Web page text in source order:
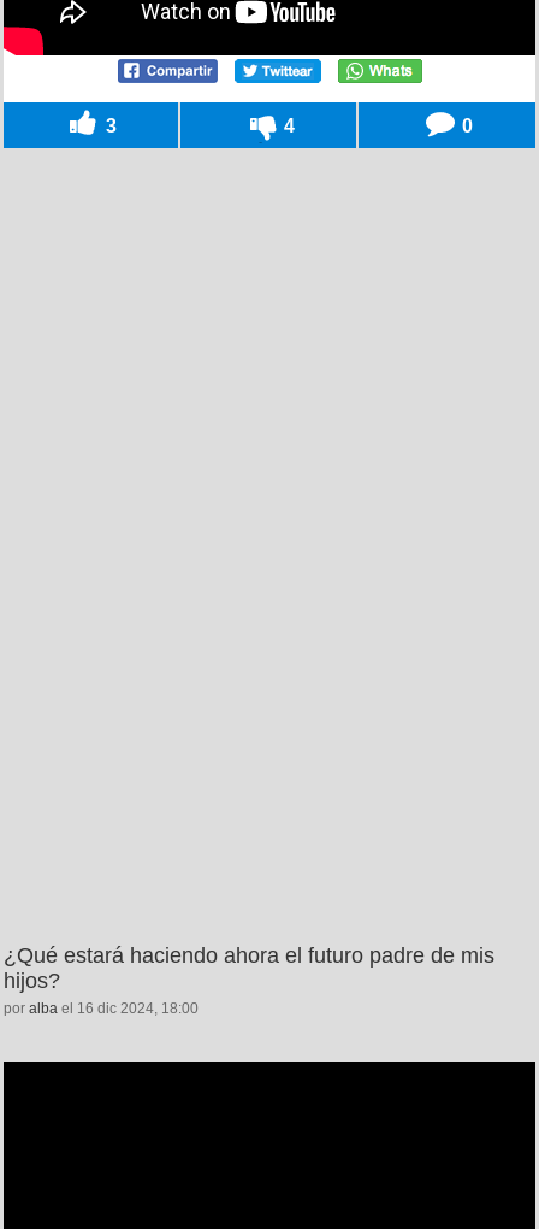
3 4 0
¿Qué estará haciendo ahora el futuro padre de mis
hijos?
por alba el 16 dic 2024, 18:00